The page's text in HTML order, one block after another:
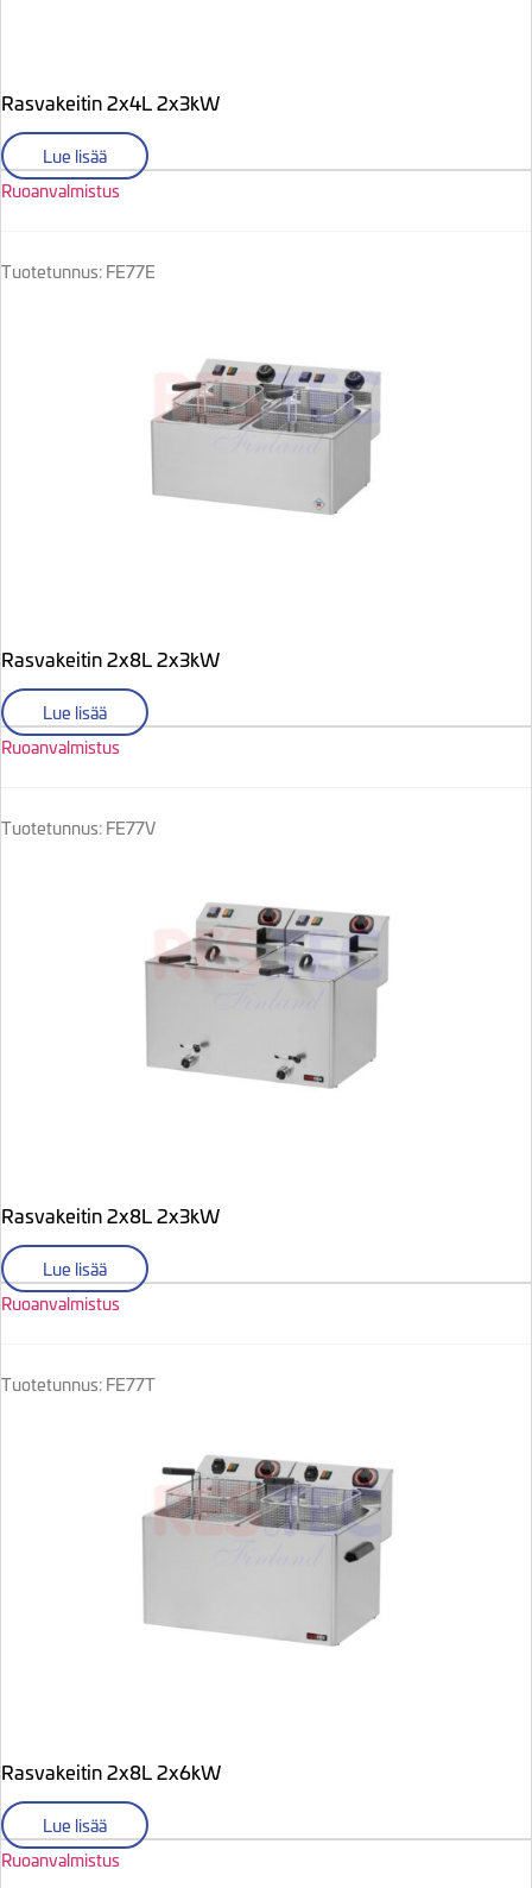
Rasvakeitin 2x4L 2x3kW
Lue lisää
Ruoanvalmistus
Tuotetunnus: FE77E
Rasvakeitin 2x8L 2x3kW
Lue lisää
Ruoanvalmistus
Tuotetunnus: FE77V
Rasvakeitin 2x8L 2x3kW
Lue lisää
Ruoanvalmistus
Tuotetunnus: FE77T
Rasvakeitin 2x8L 2x6kW
Lue lisää
Ruoanvalmistus